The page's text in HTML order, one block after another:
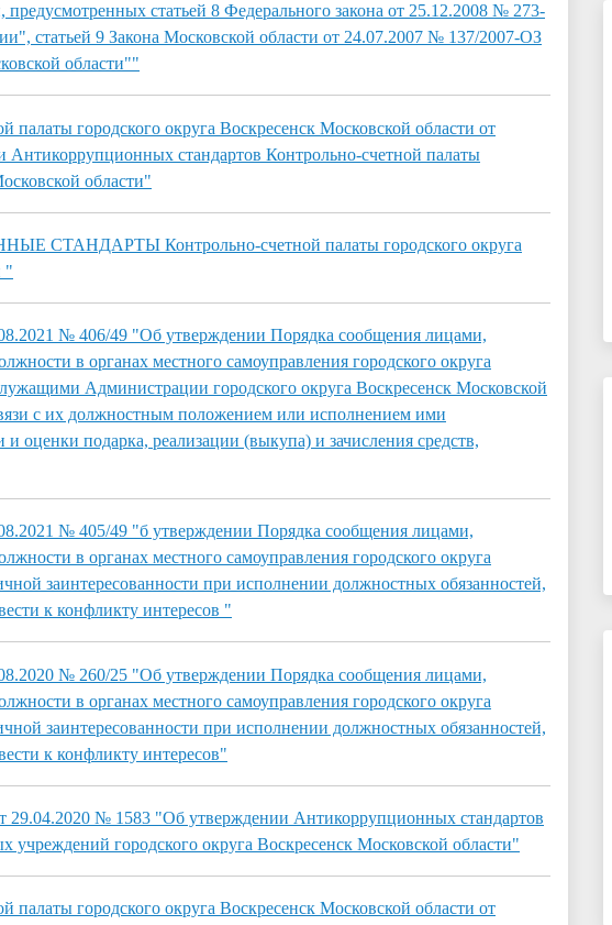
предусмотренных статьей 8 Федерального закона от 25.12.2008 № 273-
статьей 9 Закона Московской области от 24.07.2007 № 137/2007-ОЗ
области""
палаты городского округа Воскресенск Московской области от
стандартов Контрольно-счетной палаты
области"
СТАНДАРТЫ Контрольно-счетной палаты городского округа
"
№ 406/49 "Об утверждении Порядка сообщения лицами,
в органах местного самоуправления городского округа
Администрации городского округа Воскресенск Московской
с их должностным положением или исполнением ими
оценки подарка, реализации (выкупа) и зачисления средств,
№ 405/49 "б утверждении Порядка сообщения лицами,
в органах местного самоуправления городского округа
заинтересованности при исполнении должностных обязанностей,
к конфликту интересов "
№ 260/25 "Об утверждении Порядка сообщения лицами,
в органах местного самоуправления городского округа
заинтересованности при исполнении должностных обязанностей,
к конфликту интересов"
29.04.2020 № 1583 "Об утверждении Антикоррупционных стандартов
городского округа Воскресенск Московской области"
палаты городского округа Воскресенск Московской области от